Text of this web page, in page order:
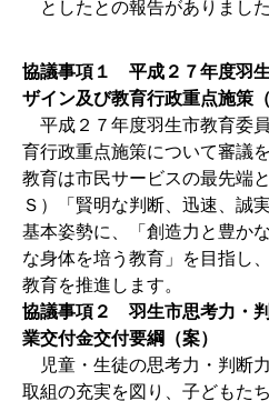
としたとの報告がありました
協議事項１ 平成２７年度羽
ザイン及び教育行政重点施策
平成２７年度羽生市教育委
育行政重点施策について審議
教育は市民サービスの最先端
Ｓ）「賢明な判断、迅速、誠
基本姿勢に、「創造力と豊か
な身体を培う教育」を目指し
教育を推進します。
協議事項２ 羽生市思考力・
業交付金交付要綱（案）
児童・生徒の思考力・判断
取組の充実を図り、子どもた